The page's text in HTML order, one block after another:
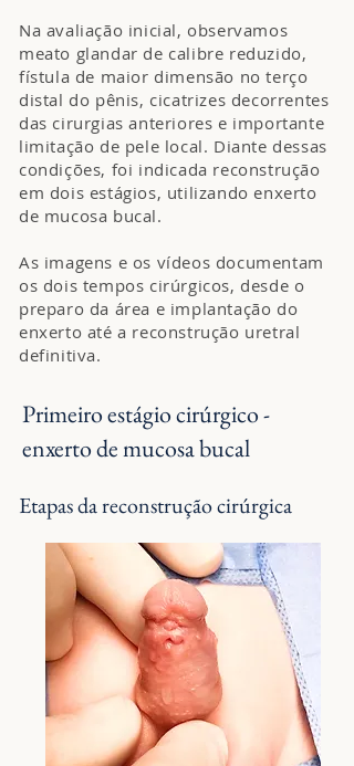
Na avaliação inicial, observamos
meato glandar de calibre reduzido,
fístula de maior dimensão no terço
distal do pênis, cicatrizes decorrentes
das cirurgias anteriores e importante
limitação de pele local. Diante dessas
condições, foi indicada reconstrução
em dois estágios, utilizando enxerto
de mucosa bucal.
As imagens e os vídeos documentam
os dois tempos cirúrgicos, desde o
preparo da área e implantação do
enxerto até a reconstrução uretral
definitiva.
Primeiro estágio cirúrgico -
enxerto de mucosa bucal
Etapas da reconstrução cirúrgica